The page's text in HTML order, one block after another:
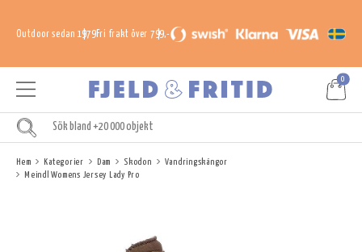
Outdoor sedan 1979Fri frakt över 799,-
0
Hem Kategorier Dam Skodon
Vandringskängor
Meindl Womens Jersey Lady Pro